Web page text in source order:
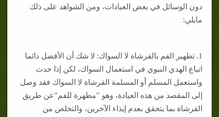
دون الوسائل في بعض العبادات، ومن الشواهد على ذلك
مايلي:
1. تطهير الفم بالفرشاة لا السواك: لا شك أن الأفضل دائما
اتباع الهدي النبوي في استعمال السواك، لكن إذا حدث
واستعمل المسلم أو المسلمة الفرشاة لا السواك فقد وصل
إلى المقصد من هذه العبادة، وهو "مطهرة للفم"عن طريق
الفرشاة بما يتحقق بعدم إيذاء الآخرين، والتخلص من